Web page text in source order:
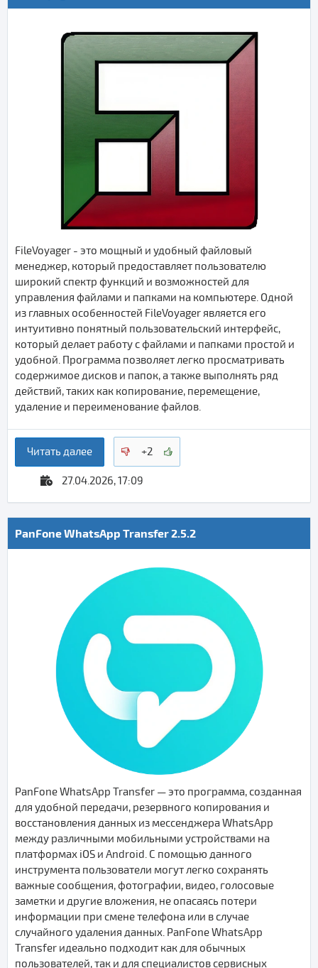
FileVoyager - это мощный и удобный файловый
менеджер, который предоставляет пользователю
широкий спектр функций и возможностей для
управления файлами и папками на компьютере. Одной
из главных особенностей FileVoyager является его
интуитивно понятный пользовательский интерфейс,
который делает работу с файлами и папками простой и
удобной. Программа позволяет легко просматривать
содержимое дисков и папок, а также выполнять ряд
действий, таких как копирование, перемещение,
удаление и переименование файлов.
Читать далее +2
27.04.2026, 17:09
PanFone WhatsApp Transfer 2.5.2
PanFone WhatsApp Transfer — это программа, созданная
для удобной передачи, резервного копирования и
восстановления данных из мессенджера WhatsApp
между различными мобильными устройствами на
платформах iOS и Android. С помощью данного
инструмента пользователи могут легко сохранять
важные сообщения, фотографии, видео, голосовые
заметки и другие вложения, не опасаясь потери
информации при смене телефона или в случае
случайного удаления данных. PanFone WhatsApp
Transfer идеально подходит как для обычных
пользователей, так и для специалистов сервисных